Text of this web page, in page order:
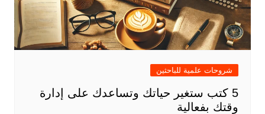
شروحات علمية للباحثين
5 كتب ستغير حياتك وتساعدك على إدارة
وقتك بفعالية